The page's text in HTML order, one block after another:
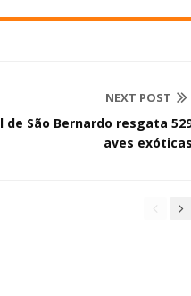
NEXT POST
de São Bernardo resgata
aves